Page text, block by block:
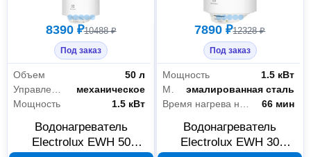
8390 ₽10488 ₽
Под заказ
Объем
50 л
Управление
механическое
Мощность
1.5 кВт
Водонагреватель
Electrolux EWH 50
7890 ₽12328 ₽
Под заказ
Мощность
1.5 кВт
Материал бака
эмалированная сталь
66 мин
Водонагреватель
Electrolux EWH 30